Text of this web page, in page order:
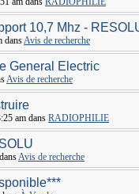
10,7 Mhz -
dansAvis de recherche
General Electric
Avis de recherche
am dans RADIOPHILIE
Avis de recherche